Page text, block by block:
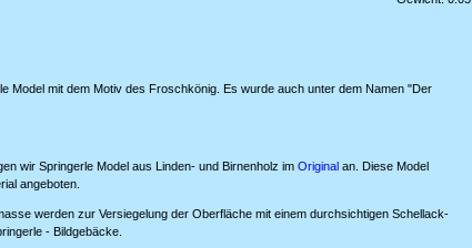
Model mit dem Motiv des Froschkönig. Es wurde auch unter dem Namen "Der
wir Springerle Model aus Linden- und Birnenholz im Original an. Diese Model
angeboten.
werden zur Versiegelung der Oberfläche mit einem durchsichtigen Schellack-
- Bildgebäcke.